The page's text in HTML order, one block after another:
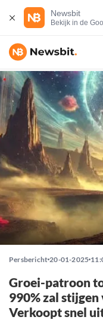
Newsbit
Bekijk in de
Persbericht 20-01-2025
Groei-patroon
990% zal
Verkoopt snel